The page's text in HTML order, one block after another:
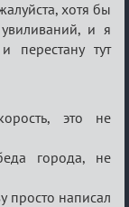
хотя бы
и я
перестану тут
это не
города, не
просто написал